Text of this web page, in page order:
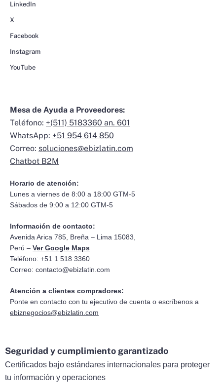
LinkedIn
X
Facebook
Instagram
YouTube
Mesa de Ayuda a Proveedores:
Teléfono: +(511) 5183360 an. 601
WhatsApp: +51 954 614 850
Correo: soluciones@ebizlatin.com
Chatbot B2M
Horario de atención:
Lunes a viernes de 8:00 a 18:00 GTM-5
Sábados de 9:00 a 12:00 GTM-5
Información de contacto:
Avenida Arica 785, Breña – Lima 15083,
Perú – Ver Google Maps
Teléfono: +51 1 518 3360
Correo: contacto@ebizlatin.com
Atención a clientes compradores:
Ponte en contacto con tu ejecutivo de cuenta o escríbenos a
ebiznegocios@ebizlatin.com
Seguridad y cumplimiento garantizado
Certificados bajo estándares internacionales para proteger
tu información y operaciones